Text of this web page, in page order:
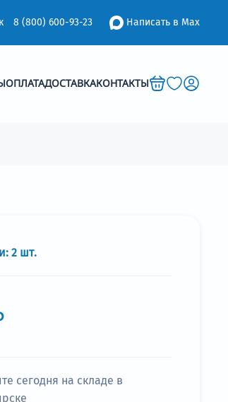
8 (800) 600-93-23 Написать в Мах
ОПЛАТАДОСТАВКАКОНТАКТЫ
2 шт.
сегодня на складе в